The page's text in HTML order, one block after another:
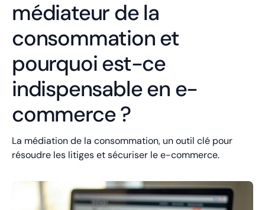
médiateur de la
consommation et
pourquoi est-ce
indispensable en e-
commerce ?
La médiation de la consommation, un outil clé pour
résoudre les litiges et sécuriser le e-commerce.